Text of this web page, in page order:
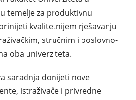
temelje za produktivnu
kvalitetnijem rješavanju
stručnim i poslovno-
oba univerziteta.
saradnja donijeti nove
istraživače i privredne